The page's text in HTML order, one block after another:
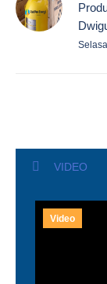
VIDEO
Video